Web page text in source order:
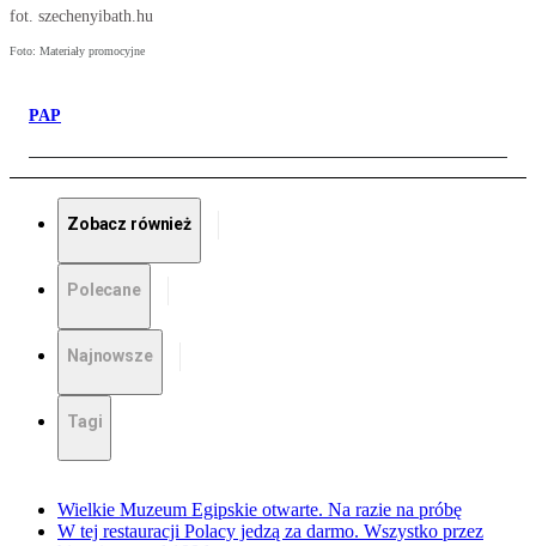
fot. szechenyibath.hu
Foto: Materiały promocyjne
PAP
Zobacz również
Polecane
Najnowsze
Tagi
Wielkie Muzeum Egipskie otwarte. Na razie na próbę
W tej restauracji Polacy jedzą za darmo. Wszystko przez